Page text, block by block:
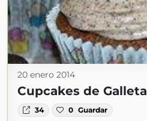
20 enero 2014
Cupcakes de
34 0 Guardar